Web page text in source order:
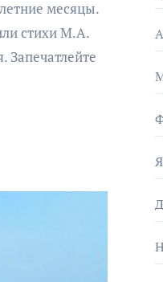
месяцы.
стихи М.А.
Запечатлейте